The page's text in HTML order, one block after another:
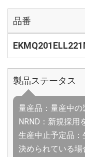
品番
製品ステータス
量産品：量産中の
NRND：新規採用
生産中止予定品
決められている場